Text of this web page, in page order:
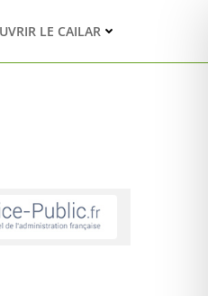
LE CAILAR